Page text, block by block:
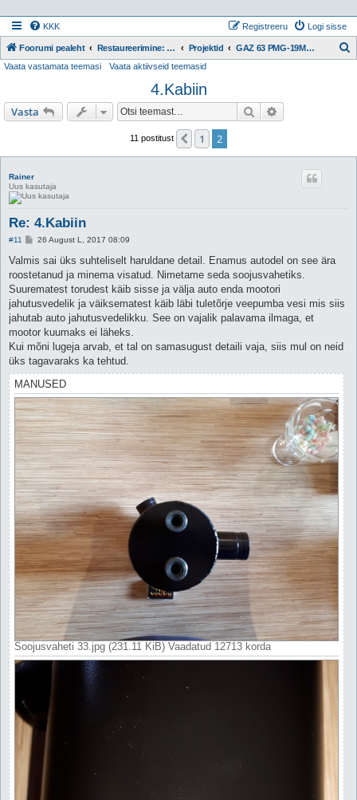
KKK Logi sisse
Registreeru
Foorumi pealeht Restaureerimine: Projektid Projektid GAZ 63 PMG-19M (1967) [rainer]
Vaata vastamata teemasi Vaata aktiivseid teemasid
4.Kabiin
Vasta Otsi
11 postitust Eelmine
1 2
Rainer
Uus kasutaja
Re: 4.Kabiin
#11
P
s
i
t
s
26 August L, 2017 08:09
Valmis sai üks suhteliselt haruldane detail. Enamus autodel on see ära
roostetanud ja minema visatud. Nimetame seda soojusvahetiks.
Suurematest torudest käib sisse ja välja auto enda mootori
jahutusvedelik ja väiksematest käib läbi tuletõrje veepumba vesi mis siis
jahutab auto jahutusvedelikku. See on vajalik palavama ilmaga, et
mootor kuumaks ei läheks.
Kui mõni lugeja arvab, et tal on samasugust detaili vaja, siis mul on neid
üks tagavaraks ka tehtud.
MANUSED
Soojusvaheti 33.jpg (231.11 KiB) Vaadatud 12713 korda